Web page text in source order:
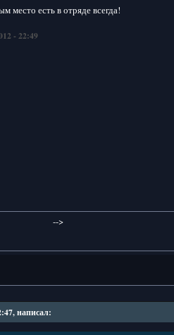
место есть в отряде всегда!
- 22:49
-->
написал: